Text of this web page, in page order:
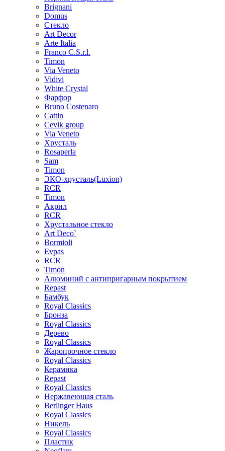
Brignani
Domus
Стекло
Art Decor
Arte Italia
Franco C.S.r.l.
Timon
Via Veneto
Vidivi
White Crystal
Фарфор
Bruno Costenaro
Cattin
Cevik group
Via Veneto
Хрусталь
Rosaperla
Sam
Timon
ЭКО-хрусталь(Luxion)
RCR
Timon
Акрил
RCR
Хрустальное стекло
Art Deco`
Bormioli
Evpas
RCR
Timon
Алюминий с антипригарным покрытием
Repast
Бамбук
Royal Classics
Бронза
Royal Classics
Дерево
Royal Classics
Жаропрочное стекло
Royal Classics
Керамика
Repast
Royal Classics
Нержавеющая сталь
Berlinger Haus
Royal Classics
Никель
Royal Classics
Пластик